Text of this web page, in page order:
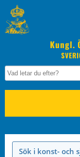
Kungl.
Sök i konst- och